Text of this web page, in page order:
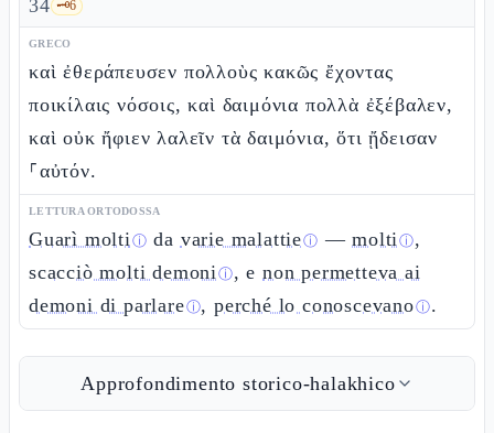
34 🗝️6
GRECO
καὶ ἐθεράπευσεν πολλοὺς κακῶς ἔχοντας
ποικίλαις νόσοις, καὶ δαιμόνια πολλὰ ἐξέβαλεν,
καὶ οὐκ ἤφιεν λαλεῖν τὰ δαιμόνια, ὅτι ᾔδεισαν
⸀αὐτόν.
LETTURA ORTODOSSA
Guarì moltiⓘ da varie malattieⓘ —moltiⓘ,
scacciò molti demoniⓘ, enon permetteva ai
demoni di parlareⓘ,perché lo conoscevanoⓘ.
Approfondimento storico-halakhico